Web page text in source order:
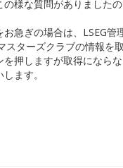
の様な質問がありました
お急ぎの場合は、LSEG
マスターズクラブの情報
を押しますが取得になら
ます。